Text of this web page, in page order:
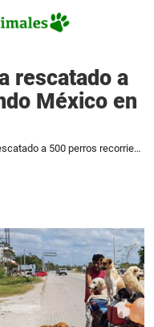
rescatado a
México en
Este buen hombre ha rescatado a 500 perros recorriendo México en su triciclo